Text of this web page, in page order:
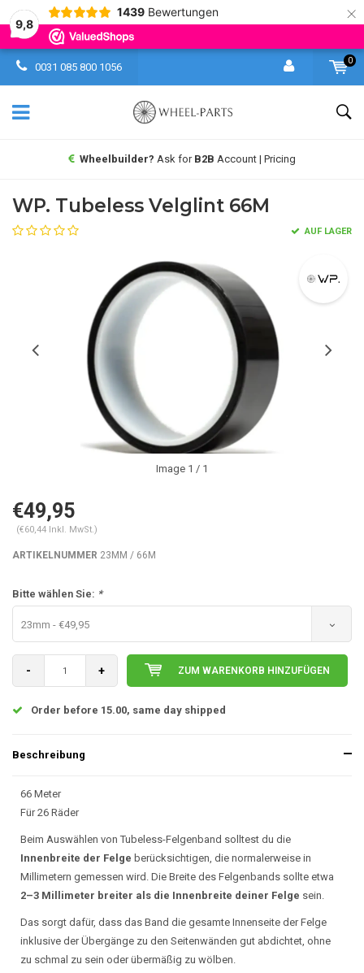
9,8
1439 Bewertungen ×
0031 085 800 1056
0
Wheelbuilder? Ask for B2B Account | Pricing
WP. Tubeless Velglint 66M
AUF LAGER
Image 1 / 1
€49,95
(€60,44 Inkl. MwSt.)
ARTIKELNUMMER 23MM / 66M
Bitte wählen Sie: *
23mm - €49,95
- + ZUM WARENKORB HINZUFÜGEN
Order before 15.00, same day shipped
Beschreibung
66 Meter
Für 26 Räder
Beim Auswählen von Tubeless-Felgenband solltest du die
Innenbreite der Felge berücksichtigen, die normalerweise in
Millimetern gemessen wird. Die Breite des Felgenbands sollte etwa
2–3 Millimeter breiter als die Innenbreite deiner Felge sein.
Das sorgt dafür, dass das Band die gesamte Innenseite der Felge
inklusive der Übergänge zu den Seitenwänden gut abdichtet, ohne
zu schmal zu sein oder übermäßig zu wölben.